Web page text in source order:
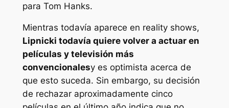
para Tom Hanks.
Mientras todavía aparece en reality shows,
Lipnicki todavía quiere volver a actuar en
películas y televisión más
convencionalesy es optimista acerca de
que esto suceda. Sin embargo, su decisión
de rechazar aproximadamente cinco